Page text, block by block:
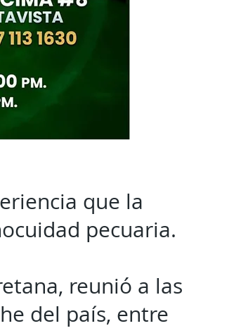
que la
pecuaria.
reunió a las
del país, entre